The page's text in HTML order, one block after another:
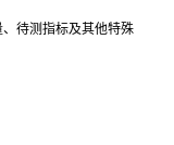
待测指标及其他特殊